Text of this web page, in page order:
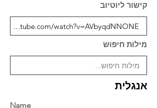
קישור ליוטיוב
מילות חיפוש
אנגלית
Name